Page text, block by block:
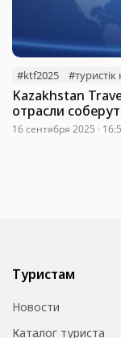
#ktf2025
Kazakhstan
отрасли
16 сентября 2025 ·
Туристам
Новости
Каталог туриста